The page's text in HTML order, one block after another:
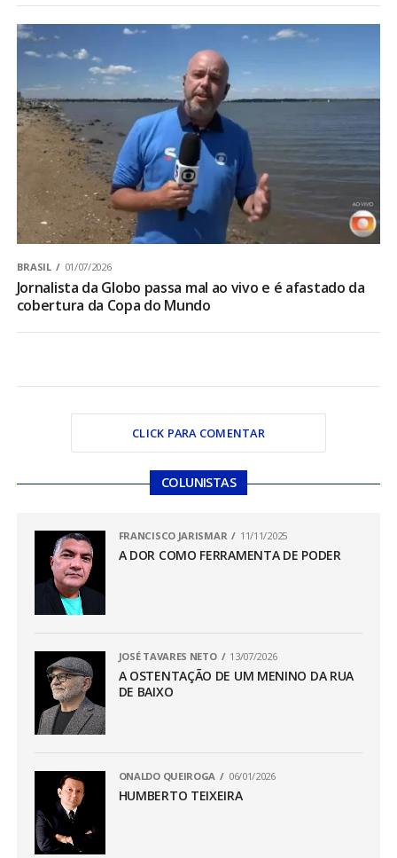
BRASIL 01/07/2026
Jornalista da Globo passa mal ao vivo e é afastado da
cobertura da Copa do Mundo
CLICK PARA COMENTAR
COLUNISTAS
FRANCISCO JARISMAR 11/11/2025
A DOR COMO FERRAMENTA DE PODER
JOSÉ TAVARES NETO 13/07/2026
A OSTENTAÇÃO DE UM MENINO DA RUA
DE BAIXO
ONALDO QUEIROGA 06/01/2026
HUMBERTO TEIXEIRA